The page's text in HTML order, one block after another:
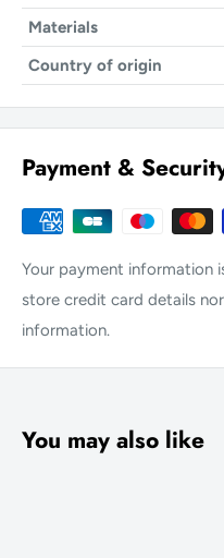
Materials
Country of origin
Payment &
Your payment information
store credit card details
information.
You may also like